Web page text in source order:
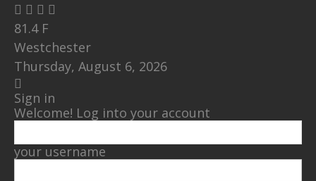
81.4 F
Westchester
Thursday, August 6, 2026
Sign in
Welcome! Log into your account
your username